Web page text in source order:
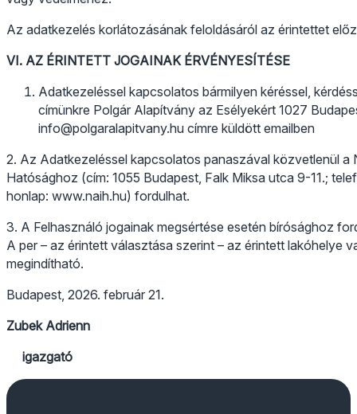
Az adatkezelés korlátozásának feloldásáról az érintettet
VI. AZ ÉRINTETT JOGAINAK ÉRVÉNYESÍTÉSE
Adatkezeléssel kapcsolatos bármilyen kéréssel,
címünkre Polgár Alapítvány az Esélyekért 1027
info@polgaralapitvany.hu címre küldött emailben
2. Az Adatkezeléssel kapcsolatos panaszával közvetlenül
Hatósághoz (cím: 1055 Budapest, Falk Miksa utca 9-11.;
honlap: www.naih.hu) fordulhat.
3. A Felhasználó jogainak megsértése esetén bírósághoz
A per – az érintett választása szerint – az érintett lakóhelye
megindítható.
Budapest, 2026. február 21.
Zubek Adrienn
igazgató